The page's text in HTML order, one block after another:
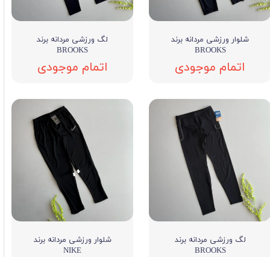
شلوار ورزشی مردانه برند
BROOKS
اتمام موجودی
لگ ورزشی مردانه برند
BROOKS
اتمام موجودی
لگ ورزشی مردانه برند
BROOKS
شلوار ورزشی مردانه برند
NIKE